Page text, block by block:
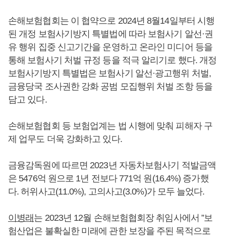
손해보험협회는 이 협약으로 2024년 8월14일부터 시행
된 개정 보험사기방지 특별법에 따라 보험사기 알선·권
유 행위 집중 신고기간을 운영하고 온라인 미디어 등을
통해 보험사기 처벌 규정 등을 적극 알리기로 했다. 개정
보험사기방지 특별법은 보험사기 알선·광고행위 처벌,
금융당국 조사권한 강화 공범 모집행위 처벌 조항 등을
담고 있다.
손해보험협회 등 보험업계는 법 시행에 맞춰 피해자 구
제 업무도 더욱 강화하고 있다.
금융감독원에 따르면 2023년 자동차보험사기 적발금액
은 5476억 원으로 1년 전보다 771억 원(16.4%) 증가했
다. 허위사고(11.0%), 고의사고(3.0%)가 모두 늘었다.
이병래 는 2023년 12월 손해보험협회장 취임사에서 ”보
험산업은 불확실한 미래에 관한 보장을 주된 목적으로